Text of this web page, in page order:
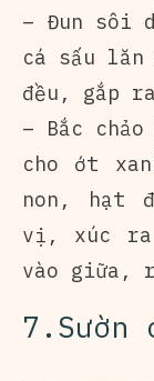
– Đun sôi
cá sấu lăn
đều, gắp
– Bắc
cho ớt
non, hạt
vị, xúc
vào giữa,
7.Sườn